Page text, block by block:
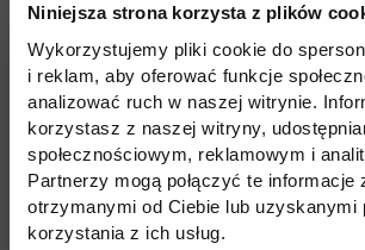
Niniejsza strona korzysta z plików
Wykorzystujemy pliki cookie do
i reklam, aby oferować funkcje
analizować ruch w naszej witrynie.
korzystasz z naszej witryny,
społecznościowym, reklamowym i
Partnerzy mogą połączyć te informacje
otrzymanymi od Ciebie lub uzyskanymi
korzystania z ich usług.
Filipowska.
Strona internetowaLXVIII LO w
www.68lo.edu.pl link otwiera się w